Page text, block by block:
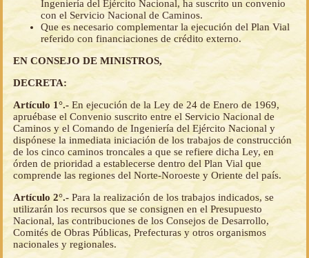
Ingeniería del Ejército Nacional, ha suscrito un convenio
con el Servicio Nacional de Caminos.
Que es necesario complementar la ejecución del Plan Vial
referido con financiaciones de crédito externo.
EN CONSEJO DE MINISTROS,
DECRETA:
Artículo 1°.- En ejecución de la Ley de 24 de Enero de 1969,
apruébase el Convenio suscrito entre el Servicio Nacional de
Caminos y el Comando de Ingeniería del Ejército Nacional y
dispónese la inmediata iniciación de los trabajos de construcción
de los cinco caminos troncales a que se refiere dicha Ley, en
órden de prioridad a establecerse dentro del Plan Vial que
comprende las regiones del Norte-Noroeste y Oriente del país.
Artículo 2°.- Para la realización de los trabajos indicados, se
utilizarán los recursos que se consignen en el Presupuesto
Nacional, las contribuciones de los Consejos de Desarrollo,
Comités de Obras Públicas, Prefecturas y otros organismos
nacionales y regionales.